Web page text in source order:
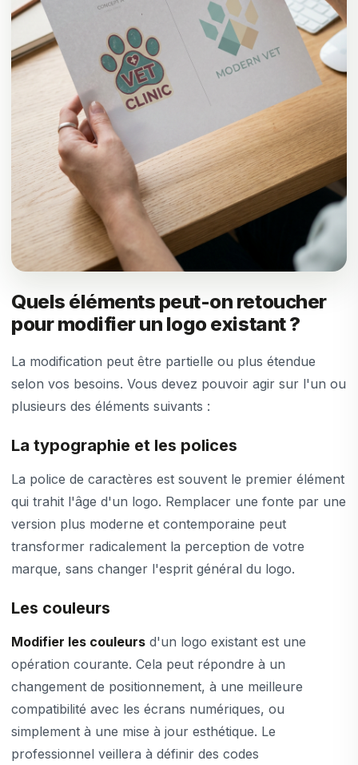
Quels éléments peut-on retoucher
pour modifier un logo existant ?
La modification peut être partielle ou plus étendue
selon vos besoins. Vous devez pouvoir agir sur l'un ou
plusieurs des éléments suivants :
La typographie et les polices
La police de caractères est souvent le premier élément
qui trahit l'âge d'un logo. Remplacer une fonte par une
version plus moderne et contemporaine peut
transformer radicalement la perception de votre
marque, sans changer l'esprit général du logo.
Les couleurs
Modifier les couleurs d'un logo existant est une
opération courante. Cela peut répondre à un
changement de positionnement, à une meilleure
compatibilité avec les écrans numériques, ou
simplement à une mise à jour esthétique. Le
professionnel veillera à définir des codes